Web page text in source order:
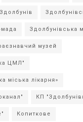
Здолбунів
Здолбунівська
музей
ЦМЛ"
міська лікарня»
КП
Копиткове